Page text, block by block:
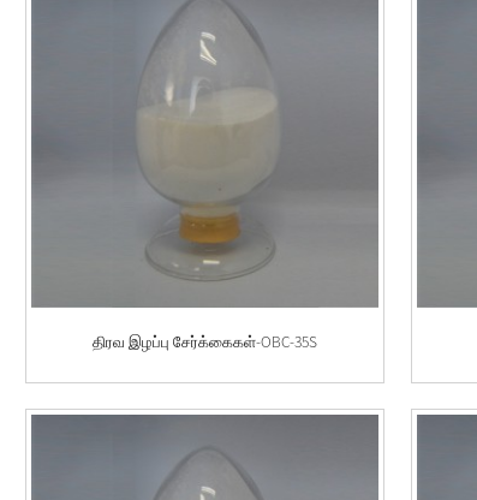
திரவ இழப்பு சேர்க்கைகள்-OBC-35S